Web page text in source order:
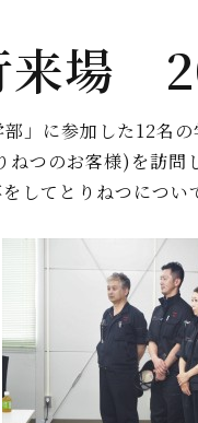
来場
」に参加した12名
つのお客様)を訪問
してとりねつについ